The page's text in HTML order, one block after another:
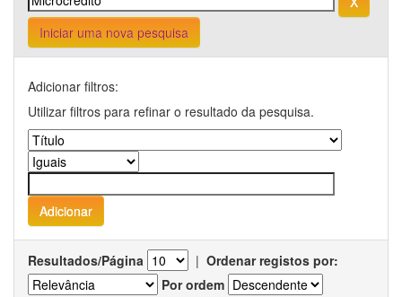
Iniciar uma nova pesquisa
Adicionar filtros:
Utilizar filtros para refinar o resultado da pesquisa.
Resultados/Página | Ordenar registos por:
Por ordem